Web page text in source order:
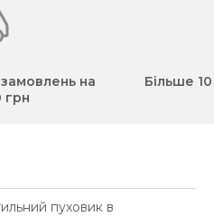
на
грн
Більше
пуховик в